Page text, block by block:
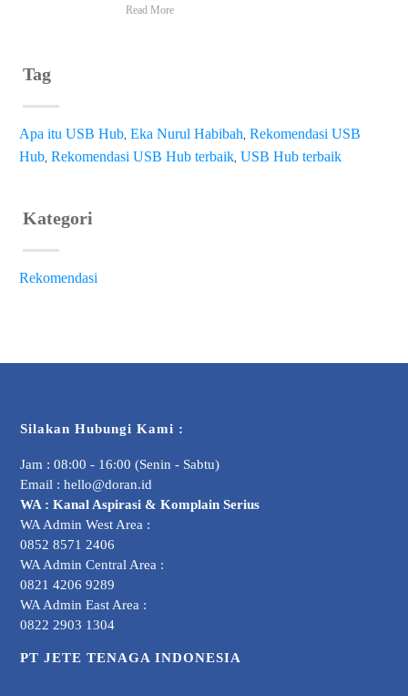
Read More
Tag
Apa itu USB Hub, Eka Nurul Habibah, Rekomendasi USB
Hub, Rekomendasi USB Hub terbaik, USB Hub terbaik
Kategori
Rekomendasi
Silakan Hubungi Kami :
Jam : 08:00 - 16:00 (Senin - Sabtu)
Email : hello@doran.id
WA : Kanal Aspirasi & Komplain Serius
WA Admin West Area :
0852 8571 2406
WA Admin Central Area :
0821 4206 9289
WA Admin East Area :
0822 2903 1304
PT JETE TENAGA INDONESIA